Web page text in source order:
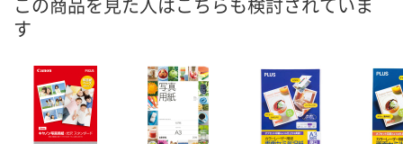
カゴへ カゴへ カ
す